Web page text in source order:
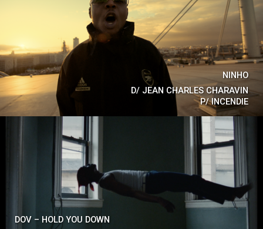
NINHO
D/ JEAN CHARLES CHARAVIN
P/INCENDIE
DOV – HOLD YOU DOWN